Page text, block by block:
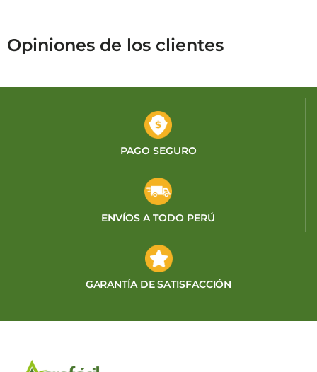
Opiniones de los clientes
PAGO SEGURO
ENVÍOS A TODO PERÚ
GARANTÍA DE SATISFACCIÓN